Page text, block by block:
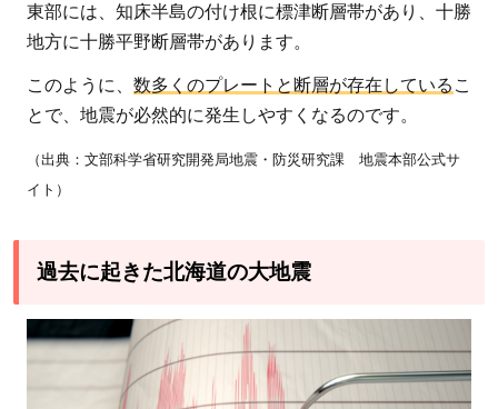
年北
海道
東方
沖地
2.4
海道
沖地
震
東部には、知床半島の付け根に標津断層帯があり、十勝
地方に十勝平野断層帯があります。
このように、 数多くのプレートと断層が存在している こ
とで、地震が必然的に発生しやすくなるのです。
（出典：文部科学省研究開発局地震・防災研究課 地震本部公式サ
イト）
過去に起きた北海道の大地震